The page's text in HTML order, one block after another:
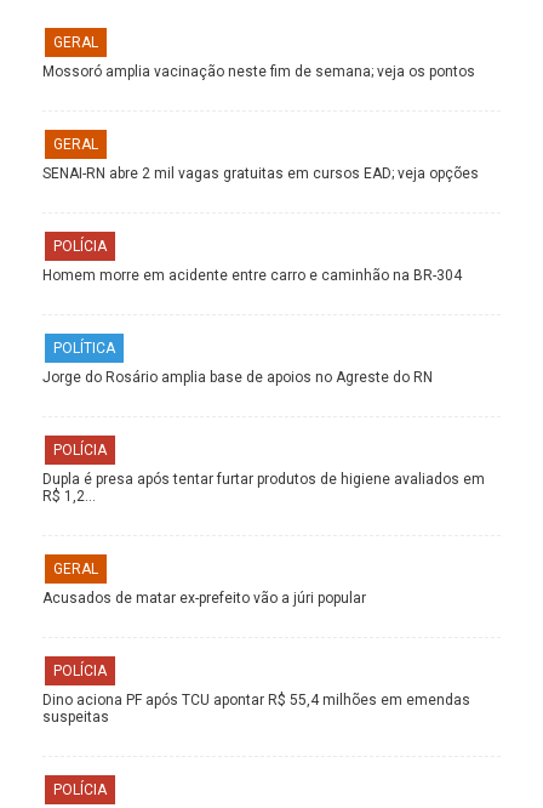
GERAL
Mossoró amplia vacinação neste fim de semana; veja os pontos
GERAL
SENAI-RN abre 2 mil vagas gratuitas em cursos EAD; veja opções
POLÍCIA
Homem morre em acidente entre carro e caminhão na BR-304
POLÍTICA
Jorge do Rosário amplia base de apoios no Agreste do RN
POLÍCIA
Dupla é presa após tentar furtar produtos de higiene avaliados em
R$ 1,2…
GERAL
Acusados de matar ex-prefeito vão a júri popular
POLÍCIA
Dino aciona PF após TCU apontar R$ 55,4 milhões em emendas
suspeitas
POLÍCIA